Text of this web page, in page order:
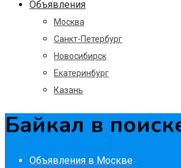
Объявления
Москва
Санкт-Петербург
Новосибирск
Екатеринбург
Казань
Байкал в
Объявления в Москве